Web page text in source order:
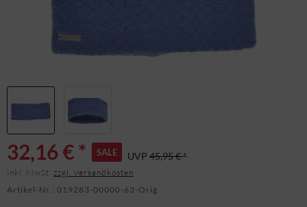
32,16 € * SALE UVP 45,95 € *
inkl. MwSt. zzgl. Versandkosten
Artikel-Nr.: 019283-00000-63-Orig